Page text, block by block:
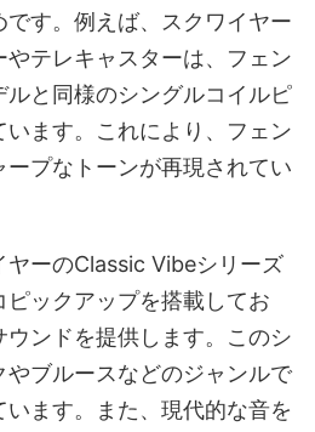
す。例えば、スクワイヤー
テレキャスターは、フェン
ルと同様のシングルコイルピ
います。これにより、フェン
ープなトーンが再現されてい
ヤーのClassic Vibeシリーズ
ックアップを搭載してお
ウンドを提供します。このシ
やブルースなどのジャンルで
ます。また、現代的な音を